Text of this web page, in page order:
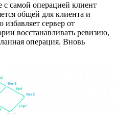
с самой операцией клиент
общей для клиента и
сервер от
восстанавливать ревизию,
операция. Вновь